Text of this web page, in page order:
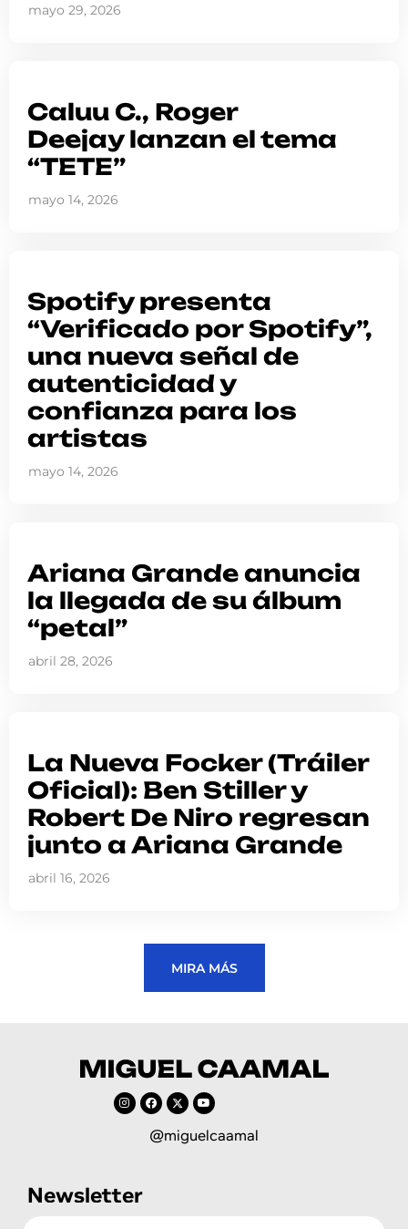
mayo 29, 2026
Caluu C., Roger
Deejay lanzan el tema
“TETE”
mayo 14, 2026
Spotify presenta
“Verificado por Spotify”,
una nueva señal de
autenticidad y
confianza para los
artistas
mayo 14, 2026
Ariana Grande anuncia
la llegada de su álbum
“petal”
abril 28, 2026
La Nueva Focker (Tráiler
Oficial): Ben Stiller y
Robert De Niro regresan
junto a Ariana Grande
abril 16, 2026
MIRA MÁS
@miguelcaamal
Newsletter